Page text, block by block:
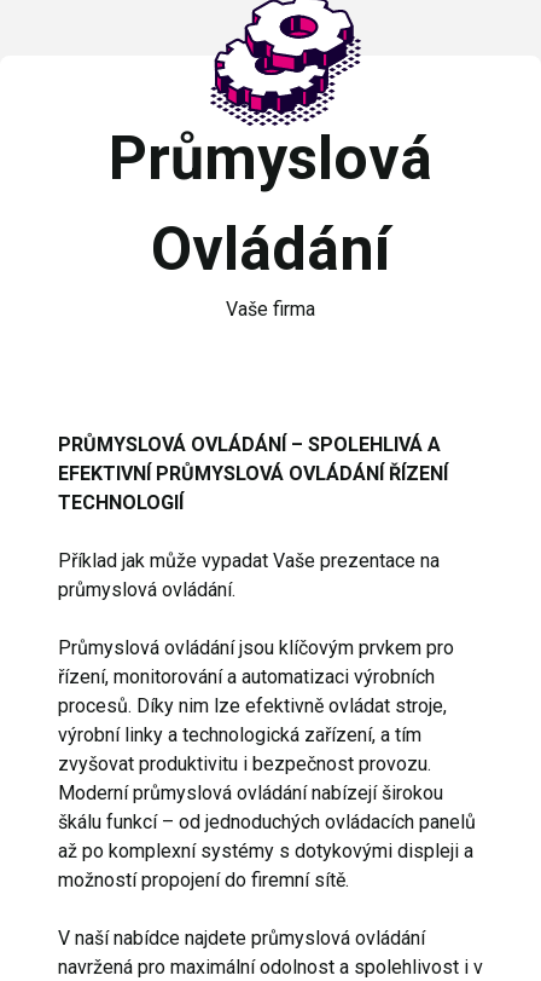
Průmyslová
Ovládání
Vaše firma
PRŮMYSLOVÁ OVLÁDÁNÍ – SPOLEHLIVÁ A
EFEKTIVNÍ PRŮMYSLOVÁ OVLÁDÁNÍ ŘÍZENÍ
TECHNOLOGIÍ
Příklad jak může vypadat Vaše prezentace na
průmyslová ovládání.
Průmyslová ovládání jsou klíčovým prvkem pro
řízení, monitorování a automatizaci výrobních
procesů. Díky nim lze efektivně ovládat stroje,
výrobní linky a technologická zařízení, a tím
zvyšovat produktivitu i bezpečnost provozu.
Moderní průmyslová ovládání nabízejí širokou
škálu funkcí – od jednoduchých ovládacích panelů
až po komplexní systémy s dotykovými displeji a
možností propojení do firemní sítě.
V naší nabídce najdete průmyslová ovládání
navržená pro maximální odolnost a spolehlivost i v